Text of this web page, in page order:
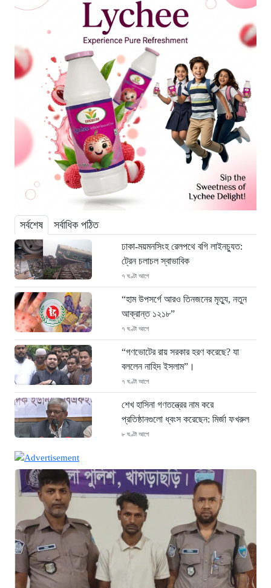
সর্বশেষ সর্বাধিক পঠিত
ঢাকা-ময়মনসিংহ রেলপথে বগি লাইনচ্যুত:
ট্রেন চলাচল স্বাভাবিক
৭ ঘণ্টা আগে
“হাম উপসর্গে আরও তিনজনের মৃত্যু, নতুন
আক্রান্ত ১২১৮”
৭ ঘণ্টা আগে
“গণভোটের রায় সরকার হরণ করেছে? যা
বললেন নাহিদ ইসলাম”।
৭ ঘণ্টা আগে
শেখ হাসিনা গণতন্ত্রের নাম করে
প্রতিষ্ঠানগুলো ধ্বংস করেছেন: মির্জা ফখরুল
৮ ঘণ্টা আগে
স্কুলে আরও ৭ জনকে হত্যা
৮ ঘণ্টা আগে
সিলেটে দুই বাসের ভয়াবহ সংঘর্ষ: ঝরে গেল
৮টি তাজা প্রাণ, হাসপাতালে ২৫
৮ ঘণ্টা আগে
সিলিন্ডার লিকেজে ভয়াবহ অগ্নিকাণ্ড: দগ্ধ ৩
জনের অবস্থা আশঙ্কাজনক